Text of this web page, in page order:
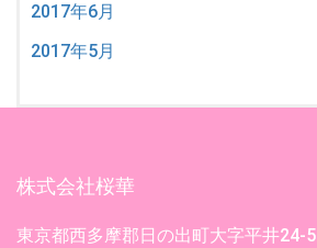
2017年6月
2017年5月
株式会社桜華
東京都西多摩郡日の出町大字平井24-5